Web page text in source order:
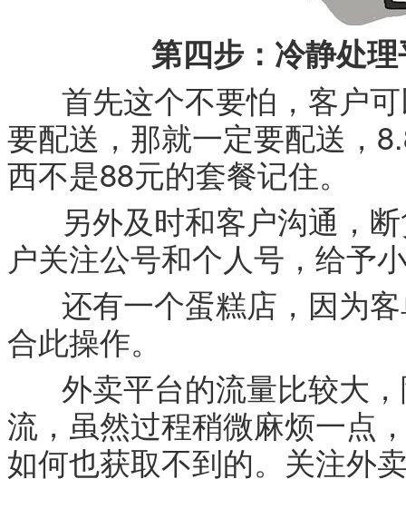
第四步：冷静处
首先这个不要怕，客户可
要配送，那就一定要配送，
西不是88元的套餐记住。
另外及时和客户沟通，断
户关注公号和个人号，给予
还有一个蛋糕店，因为客
合此操作。
外卖平台的流量比较大，
流，虽然过程稍微麻烦一点
如何也获取不到的。关注外